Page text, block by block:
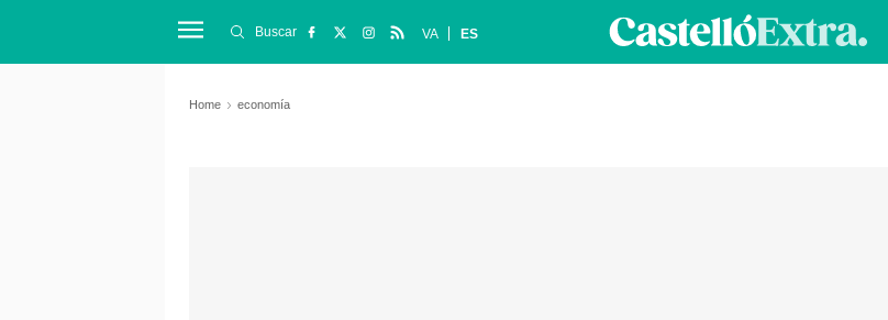
Buscar VA ES
Home economía